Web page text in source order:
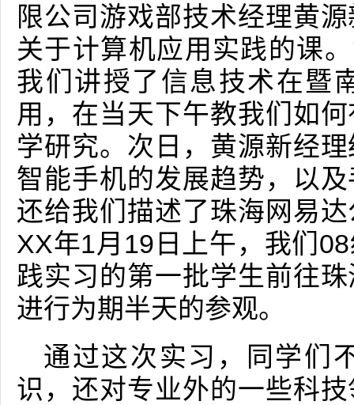
限公司游戏部技术经理黄
关于计算机应用实践的课
我们讲授了信息技术在暨
用，在当天下午教我们如
学研究。次日，黄源新经
智能手机的发展趋势，以
还给我们描述了珠海网易
XX年1月19日上午，我们
践实习的第一批学生前往
进行为期半天的参观。
通过这次实习，同学们
识，还对专业外的一些科